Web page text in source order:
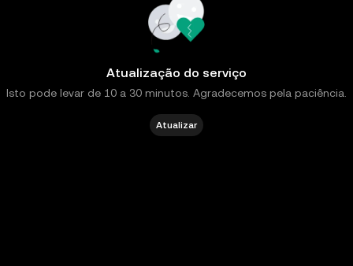
Atualização do serviço
Isto pode levar de 10 a 30 minutos. Agradecemos pela paciência.
Atualizar